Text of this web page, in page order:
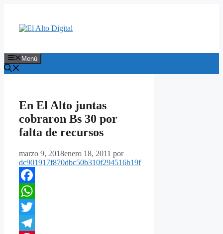
contenido
Menú
En El Alto juntas
cobraron Bs 30 por
falta de recursos
marzo 9, 2018enero 18, 2011 por
dc901917f870dbc50b310f294516b19f
Facebook
WhatsApp
Twitter